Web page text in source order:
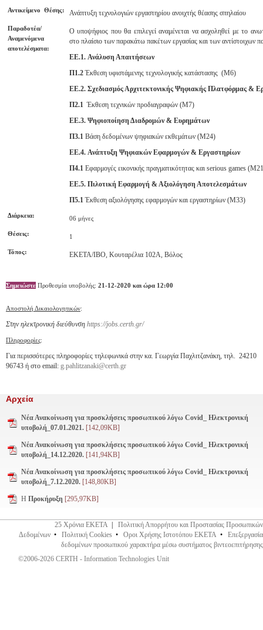
Αντικείμενο Θέσης: Ανάπτυξη τεχνολογιών εργαστηρίου ανοιχτής θέασης σπηλαίου
Παραδοτέα/
Αναμενόμενα
αποτελέσματα:
Ο υποψήφιος που θα επιλεγεί αναμένεται να ασχοληθεί με το
στο πλαίσιο των παρακάτω πακέτων εργασίας και των αντίστοιχων
ΕΕ.1. Ανάλυση Απαιτήσεων
Π1.2Έκθεση υφιστάμενης τεχνολογικής κατάστασης (Μ6)
ΕΕ.2. Σχεδιασμός Αρχιτεκτονικής Ψηφιακής Πλατφόρμας &
Π2.1 Έκθεση τεχνικών προδιαγραφών (Μ7)
ΕΕ.3. Ψηφιοποίηση Διαδρομών & Ευρημάτων
Π3.1 Βάση δεδομένων ψηφιακών εκθεμάτων (Μ24)
ΕΕ.4. Ανάπτυξη Ψηφιακών Εφαρμογών & Εργαστηρίων
Π4.1 Εφαρμογές εικονικής πραγματικότητας και serious games
ΕΕ.5. Πιλοτική Εφαρμογή & Αξιολόγηση Αποτελεσμάτων
Π5.1Έκθεση αξιολόγησης εφαρμογών και εργαστηρίων (Μ33)
Διάρκεια: 06 μήνες
Θέσεις: 1
Τόπος: ΕΚΕΤΑ/ΙΒΟ, Κουταρέλια 102Α, Βόλος
Σημειώστε Προθεσμία υποβολής: 21-12-2020 και ώρα 12:00
Αποστολή Δικαιολογητικών:
Στην ηλεκτρονική διεύθυνση https://jobs.certh.gr/
Πληροφορίες:
Για περισσότερες πληροφορίες τηλεφωνικά στην κα. Γεωργία Παχλιτζανάκη, τηλ. 24210
96743 ή στο email: g.pahlitzanaki@certh.gr
Αρχεία
Νέα Ανακοίνωση για προσκλήσεις προσωπικού λόγω Covid_ Ηλεκτρονική
υποβολή_07.01.2021. [142,09KB]
Νέα Ανακοίνωση για προσκλήσεις προσωπικού λόγω Covid_ Ηλεκτρονική
υποβολή_14.12.2020. [141,94KB]
Νέα Ανακοίνωση για προσκλήσεις προσωπικού λόγω Covid_ Ηλεκτρονική
υποβολή_7.12.2020. [148,80KB]
Η Προκήρυξη [295,97KB]
25 Χρόνια ΕΚΕΤΑ
Πολιτική Απορρήτου και Προστασίας Προσωπικών
Δεδομένων • Πολιτική Cookies • Οροι Χρήσης Ιστοτόπου ΕΚΕΤΑ • Επεξεργασία
δεδομένων προσωπικού χαρακτήρα μέσω συστήματος βιντεοεπιτήρησης
©2006-2026 CERTH - Information Technologies Unit